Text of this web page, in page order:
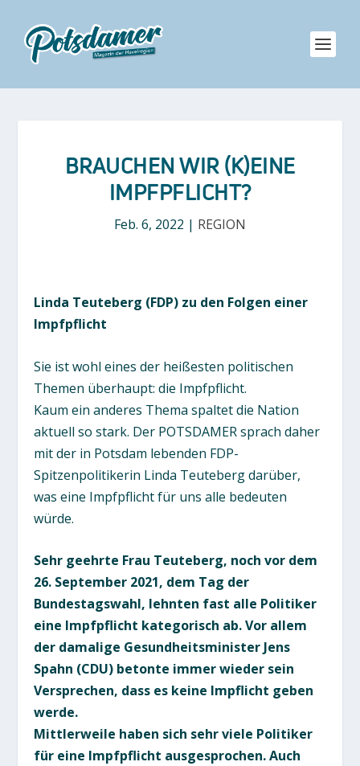
BRAUCHEN WIR (K)EINE
IMPFPFLICHT?
Feb. 6, 2022 | REGION
Linda Teuteberg (FDP) zu den Folgen einer
Impfpflicht
Sie ist wohl eines der heißesten politischen
Themen überhaupt: die Impfpflicht.
Kaum ein anderes Thema spaltet die Nation
aktuell so stark. Der POTSDAMER sprach daher
mit der in Potsdam lebenden FDP-
Spitzenpolitikerin Linda Teuteberg darüber,
was eine Impfpflicht für uns alle bedeuten
würde.
Sehr geehrte Frau Teuteberg, noch vor dem
26. September 2021, dem Tag der
Bundestagswahl, lehnten fast alle Politiker
eine Impfpflicht kategorisch ab. Vor allem
der damalige Gesundheitsminister Jens
Spahn (CDU) betonte immer wieder sein
Versprechen, dass es keine Impflicht geben
werde.
Mittlerweile haben sich sehr viele Politiker
für eine Impfpflicht ausgesprochen. Auch